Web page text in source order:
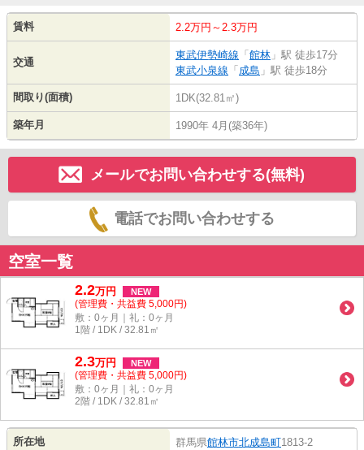
賃料 2.2万円～2.3万円
交通
東武伊勢崎線 「 館林 」駅 徒歩17分
東武小泉線 「 成島 」駅 徒歩18分
間取り(面積) 1DK(32.81㎡)
築年月 1990年 4月(築36年)
メールでお問い合わせする(無料)
電話でお問い合わせする
空室一覧
2.2万円 NEW
(管理費・共益費 5,000円)
敷：0ヶ月｜礼：0ヶ月
1階 / 1DK / 32.81㎡
2.3万円 NEW
(管理費・共益費 5,000円)
敷：0ヶ月｜礼：0ヶ月
2階 / 1DK / 32.81㎡
所在地 群馬県館林市北成島町1813-2